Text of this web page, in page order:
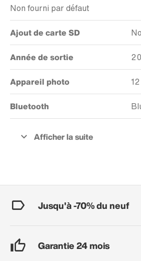
Non fourni par défaut
Ajout de carte SD
Année de sortie
Appareil photo
Bluetooth
Jusqu'à -70% du neuf
Garantie 24 mois